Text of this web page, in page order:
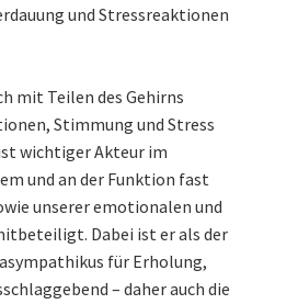
und Stressreaktionen
mit Teilen des Gehirns
Stimmung und Stress
wichtiger Akteur im
und an der Funktion fast
unserer emotionalen und
Dabei ist er als der
für Erholung,
– daher auch die